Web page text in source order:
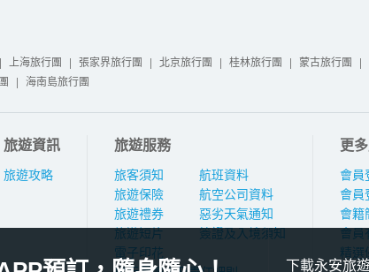
| 上海旅行團 | 張家界旅行團 | 北京旅行團 | 桂林旅行團 | 蒙古旅行團 |
| 海南島旅行團
旅遊資訊
旅遊攻略
旅遊服務
旅客須知
旅遊保險
旅遊禮券
旅遊短片
電子印花
航班資料
航空公司資料
惡劣天氣通知
簽證及入境須知
更
會員
會員
會籍
會員
精選
下載永安旅